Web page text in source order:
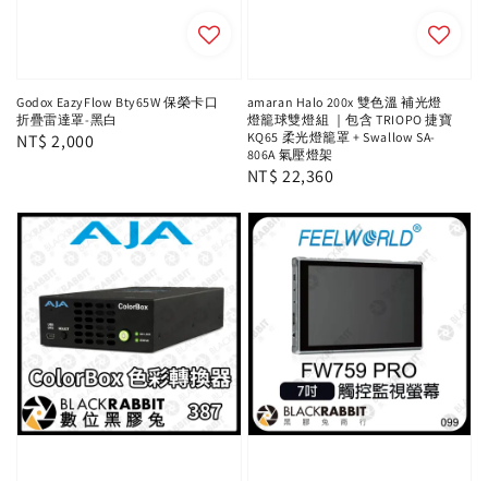
Godox EazyFlow Bty65W 保榮卡口
折疊雷達罩-黑白
Regular
NT$ 2,000
amaran Halo 200x 雙色溫 補光燈
燈籠球雙燈組 ｜包含 TRIOPO 捷寶
KQ65 柔光燈籠罩 + Swallow SA-
806A 氣壓燈架
Regular
NT$ 22,360